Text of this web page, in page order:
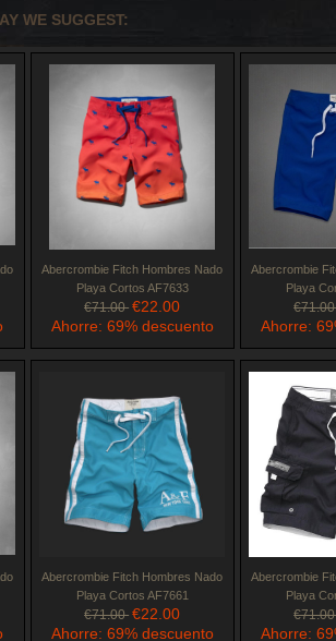
WE SUGGEST:
Abercrombie Fitch Hombres Nado
Playa Cortos AF7633
€71.00 €22.00
Ahorre: 69% descuento
Abercrombie
Playa
Ahorre:
Abercrombie Fitch Hombres Nado
Playa Cortos AF7661
€71.00 €22.00
Ahorre: 69% descuento
Abercrombie
Playa
Ahorre: